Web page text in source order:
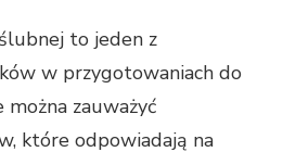
to jeden z
w przygotowaniach do
można zauważyć
które odpowiadają na